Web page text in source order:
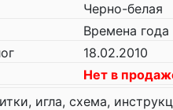
Черно-белая
Времена года
18.02.2010
Нет в
игла, схема,